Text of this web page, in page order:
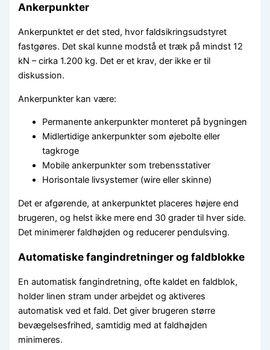
Ankerpunkter
Ankerpunktet er det sted, hvor faldsikringsudstyret
fastgøres. Det skal kunne modstå et træk på mindst 12
kN – cirka 1.200 kg. Det er et krav, der ikke er til
diskussion.
Ankerpunkter kan være:
Permanente ankerpunkter monteret på bygningen
Midlertidige ankerpunkter som øjebolte eller
tagkroge
Mobile ankerpunkter som trebensstativer
Horisontale livsystemer (wire eller skinne)
Det er afgørende, at ankerpunktet placeres højere end
brugeren, og helst ikke mere end 30 grader til hver side.
Det minimerer faldhøjden og reducerer pendulsving.
Automatiske fangindretninger og faldblokke
En automatisk fangindretning, ofte kaldet en faldblok,
holder linen stram under arbejdet og aktiveres
automatisk ved et fald. Det giver brugeren større
bevægelsesfrihed, samtidig med at faldhøjden
minimeres.